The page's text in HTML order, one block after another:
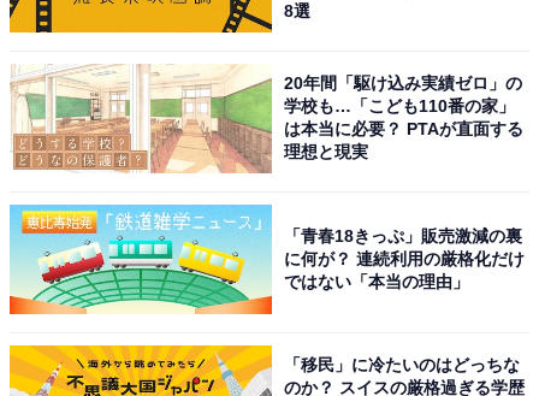
8選
20年間「駆け込み実績ゼロ」の
学校も…「こども110番の家」
は本当に必要？ PTAが直面する
理想と現実
「青春18きっぷ」販売激減の裏
に何が？ 連続利用の厳格化だけ
ではない「本当の理由」
「移民」に冷たいのはどっちな
のか？ スイスの厳格過ぎる学歴